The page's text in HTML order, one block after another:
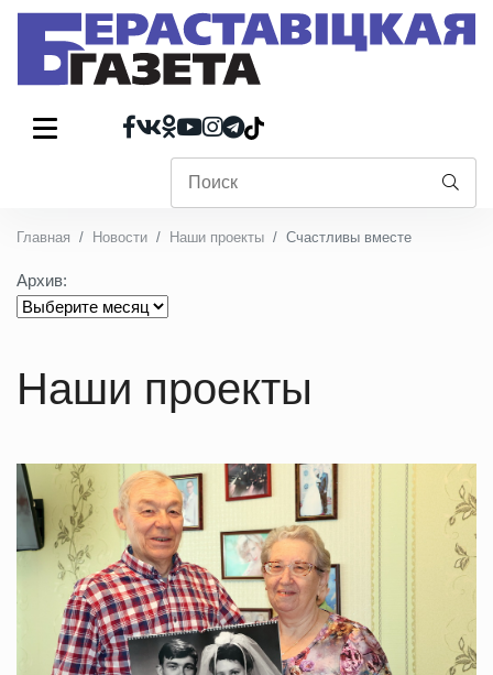
Главная Новости Наши проекты Счастливы вместе
Архив:
Наши проекты